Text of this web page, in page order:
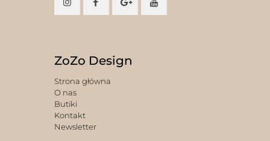
ZoZo Design
Strona główna
O nas
Butiki
Kontakt
Newsletter